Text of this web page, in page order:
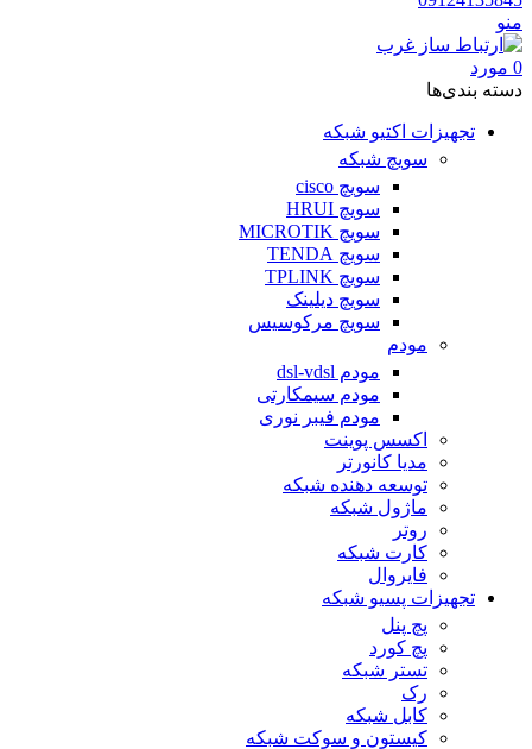
بندی‌ها
تجهیزات اکتیو شبکه
سویچ شبکه
سویچ cisco
سویچ HRUI
سویچ MICROTIK
سویچ TENDA
سویچ TPLINK
سویچ دیلینک
سویچ مرکوسیس
مودم
مودم dsl-vdsl
مودم سیمکارتی
مودم فیبر نوری
اکسس پوینت
مدیا کانورتر
توسعه دهنده شبکه
ماژول شبکه
روتر
کارت شبکه
فایروال
تجهیزات پسیو شبکه
پچ پنل
پچ کورد
تستر شبکه
رک
کابل شبکه
کیستون و سوکت شبکه